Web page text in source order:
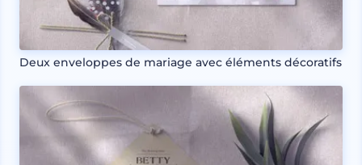
Deux enveloppes de mariage avec éléments décoratifs